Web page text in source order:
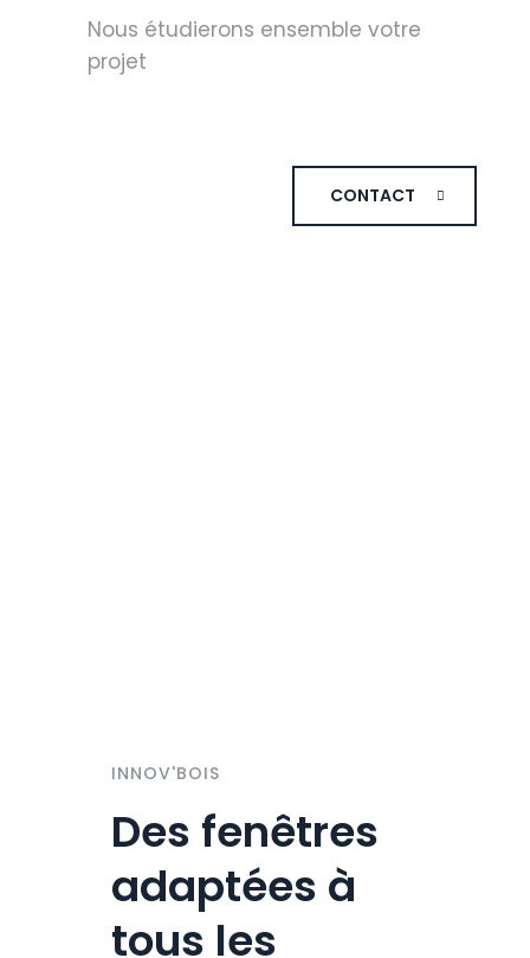
Nous étudierons ensemble votre
projet
CONTACT
INNOV'BOIS
Des fenêtres
adaptées à
tous les